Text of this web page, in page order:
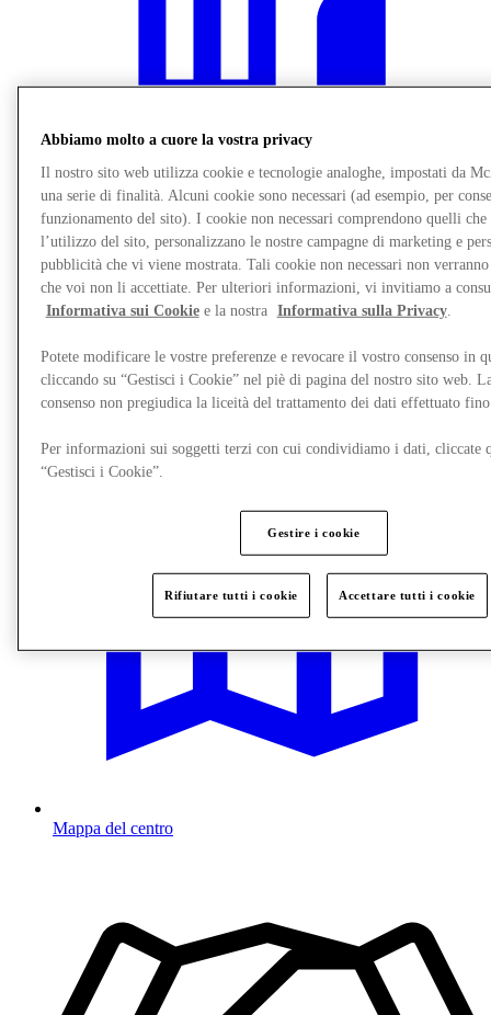
Gift Cards
Destination Guide
Mappa del centro
Abbiamo molto a cuore la vostra privacy
Il nostro sito web utilizza cookie e tecnologie analoghe, impostati da
una serie di finalità. Alcuni cookie sono necessari (ad esempio, per
funzionamento del sito). I cookie non necessari comprendono quelli che
l’utilizzo del sito, personalizzano le nostre campagne di marketing e
pubblicità che vi viene mostrata. Tali cookie non necessari non
che voi non li accettiate. Per ulteriori informazioni, vi invitiamo a
Informativa sui Cookiee la nostra Informativa sulla Privacy.
Potete modificare le vostre preferenze e revocare il vostro consenso in
cliccando su “Gestisci i Cookie” nel piè di pagina del nostro sito web.
consenso non pregiudica la liceità del trattamento dei dati effettuato
Per informazioni sui soggetti terzi con cui condividiamo i dati, cliccate
“Gestisci i Cookie”.
Gestire i cookie
Rifiutare tutti i cookie Accettare tutti i cookie